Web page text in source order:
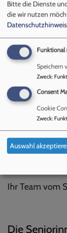
sehr auf Sie.
Wir suchen
leckere
Seniorenkreis
Verfügung
sein, ganz wie
auf jeden Fall
Bei Interesse
Ihr Team vom
Die
Bitte die Dienste
die wir nutzen
Funktional
Speichern
Zweck:
Consent
Cookie
Zweck:
Auswahl